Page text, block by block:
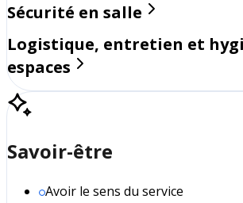
Sécurité en salle
Logistique, entretien et
espaces
Savoir-être
Avoir le sens du service